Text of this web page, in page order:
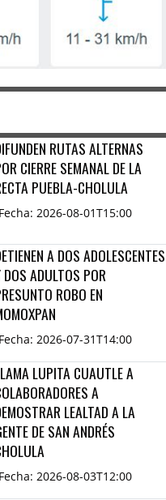
RUTAS ALTERNAS
CIERRE SEMANAL DE LA
PUEBLA-CHOLULA
Fecha: 2026-08-01T15:00
A DOS ADOLESCENTES
DOS ADULTOS POR
ROBO EN
Fecha: 2026-07-31T14:00
LUPITA CUAUTLE A
A
LEALTAD A LA
DE SAN ANDRÉS
Fecha: 2026-08-03T12:00